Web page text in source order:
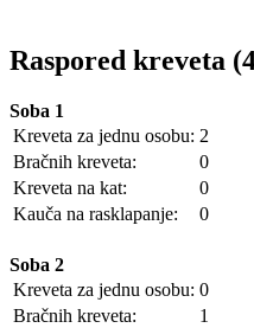
Raspored kreveta
Soba 1
Kreveta za jednu osobu: 2
Bračnih kreveta:
0
Kreveta na kat:
0
Kauča na rasklapanje:
0
Soba 2
Kreveta za jednu osobu: 0
Bračnih kreveta:
1